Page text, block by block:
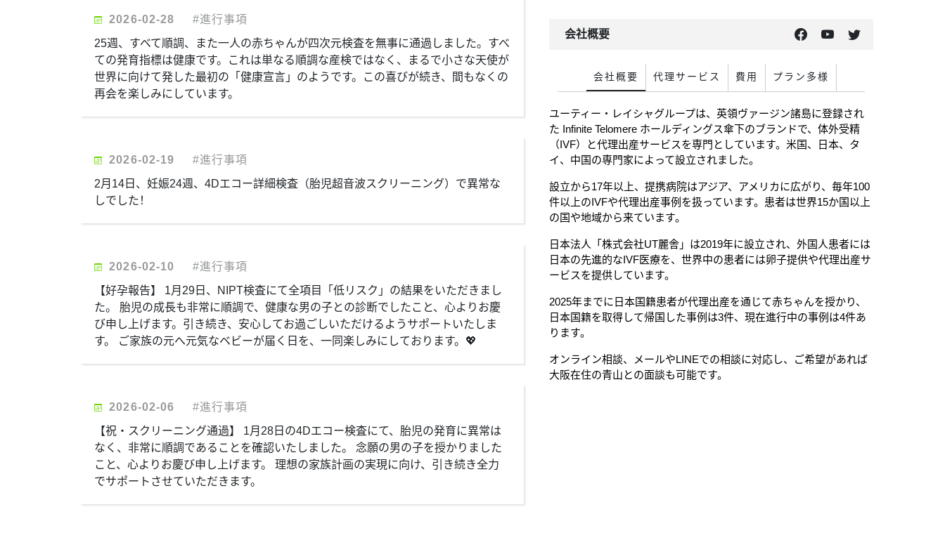
2026-02-28
#進行事項
25週、すべて順調、また一人の赤ちゃんが四次元検査を無事に通過しました。すべ
ての発育指標は健康です。これは単なる順調な産検ではなく、まるで小さな天使が
世界に向けて発した最初の「健康宣言」のようです。この喜びが続き、間もなくの
再会を楽しみにしています。
2026-02-19
#進行事項
2月14日、妊娠24週、4Dエコー詳細検査（胎児超音波スクリーニング）で異常な
しでした！
2026-02-10
#進行事項
【好孕報告】 1月29日、NIPT検査にて全項目「低リスク」の結果をいただきまし
た。 胎児の成長も非常に順調で、健康な男の子との診断でしたこと、心よりお慶
び申し上げます。引き続き、安心してお過ごしいただけるようサポートいたしま
す。 ご家族の元へ元気なベビーが届く日を、一同楽しみにしております。💖
2026-02-06
#進行事項
【祝・スクリーニング通過】 1月28日の4Dエコー検査にて、胎児の発育に異常は
なく、非常に順調であることを確認いたしました。 念願の男の子を授かりました
こと、心よりお慶び申し上げます。 理想の家族計画の実現に向け、引き続き全力
でサポートさせていただきます。
会社概要
会社概要 代理サービス 費用 プラン多様
ユーティー・レイシャグループは、英領ヴァージン諸島に登録され
た Infinite Telomere ホールディングス傘下のブランドで、体外受精
（IVF）と代理出産サービスを専門としています。米国、日本、タ
イ、中国の専門家によって設立されました。
設立から17年以上、提携病院はアジア、アメリカに広がり、毎年100
件以上のIVFや代理出産事例を扱っています。患者は世界15か国以上
の国や地域から来ています。
日本法人「株式会社UT麗舎」は2019年に設立され、外国人患者には
日本の先進的なIVF医療を、世界中の患者には卵子提供や代理出産サ
ービスを提供しています。
2025年までに日本国籍患者が代理出産を通じて赤ちゃんを授かり、
日本国籍を取得して帰国した事例は3件、現在進行中の事例は4件あ
ります。
オンライン相談、メールやLINEでの相談に対応し、ご希望があれば
大阪在住の青山との面談も可能です。